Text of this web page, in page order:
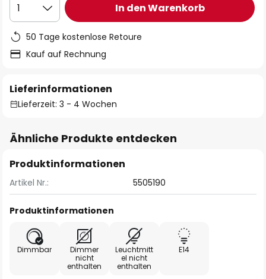
1 In den Warenkorb
50 Tage kostenlose Retoure
Kauf auf Rechnung
Lieferinformationen
Lieferzeit: 3 - 4 Wochen
Ähnliche Produkte entdecken
Produktinformationen
Artikel Nr.: 5505190
Produktinformationen
Dimmbar
Dimmer
nicht
enthalten
Leuchtmitt
el nicht
enthalten
E14